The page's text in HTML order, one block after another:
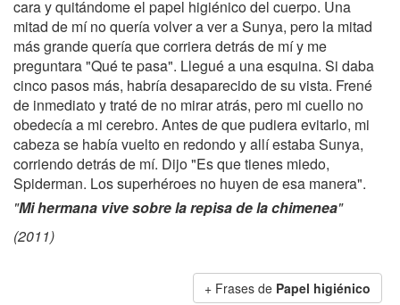
cara y quitándome el papel higiénico del cuerpo. Una
mitad de mí no quería volver a ver a Sunya, pero la mitad
más grande quería que corriera detrás de mí y me
preguntara "Qué te pasa". Llegué a una esquina. Si daba
cinco pasos más, habría desaparecido de su vista. Frené
de inmediato y traté de no mirar atrás, pero mi cuello no
obedecía a mi cerebro. Antes de que pudiera evitarlo, mi
cabeza se había vuelto en redondo y allí estaba Sunya,
corriendo detrás de mí. Dijo "Es que tienes miedo,
Spiderman. Los superhéroes no huyen de esa manera".
"Mi hermana vive sobre la repisa de la chimenea"
(2011)
+ Frases de Papel higiénico